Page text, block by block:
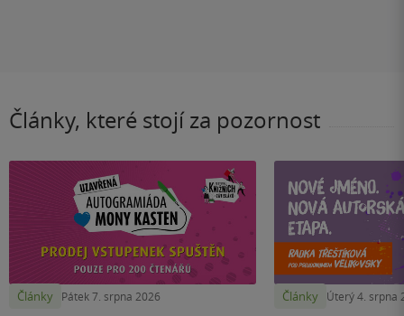
Články, které stojí za pozornost
Články Pátek 7. srpna 2026 Články Úterý 4. srpna